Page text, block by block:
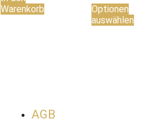
Warenkorb
Optionen
auswählen
AGB